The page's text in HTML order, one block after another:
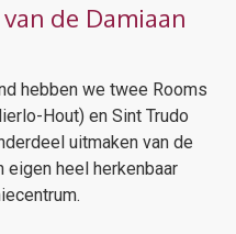
de Damiaan
hebben we twee Rooms
Hout) en Sint Trudo
uitmaken van de
eigen heel herkenbaar